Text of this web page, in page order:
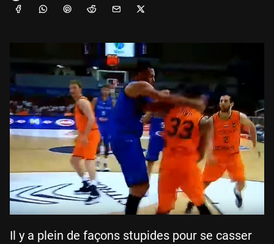
Il y a plein de façons stupides pour se casser